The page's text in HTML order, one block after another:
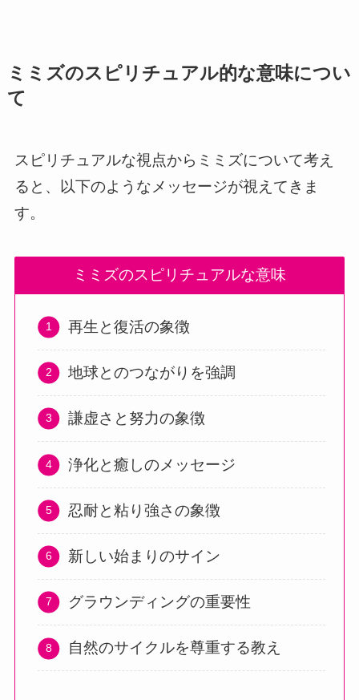
ミミズのスピリチュアル的な意味につい
て
スピリチュアルな視点からミミズについて考え
ると、以下のようなメッセージが視えてきま
す。
ミミズのスピリチュアルな意味
再生と復活の象徴
地球とのつながりを強調
謙虚さと努力の象徴
浄化と癒しのメッセージ
忍耐と粘り強さの象徴
新しい始まりのサイン
グラウンディングの重要性
自然のサイクルを尊重する教え